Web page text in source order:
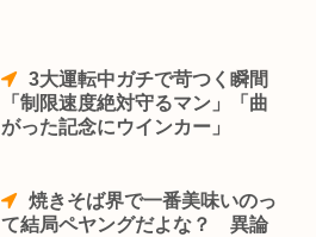
3大運転中ガチで苛つく瞬間
「制限速度絶対守るマン」「曲
がった記念にウインカー」
焼きそば界で一番美味いのっ
て結局ペヤングだよな？ 異論